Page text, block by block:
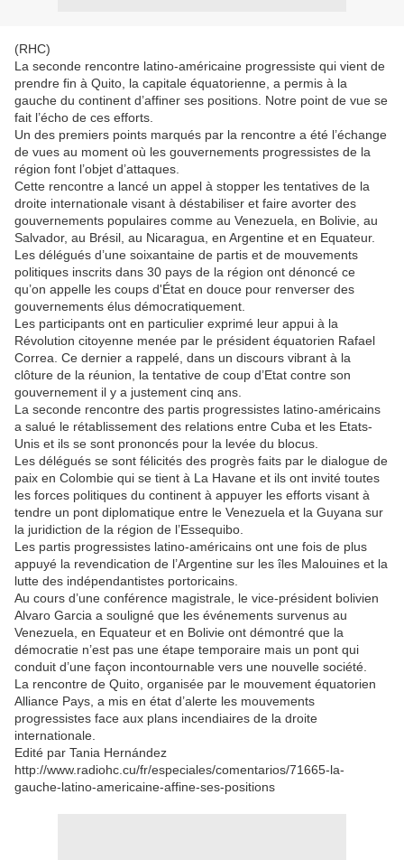
(RHC)
La seconde rencontre latino-américaine progressiste qui vient de
prendre fin à Quito, la capitale équatorienne, a permis à la
gauche du continent d’affiner ses positions. Notre point de vue se
fait l’écho de ces efforts.
Un des premiers points marqués par la rencontre a été l’échange
de vues au moment où les gouvernements progressistes de la
région font l’objet d’attaques.
Cette rencontre a lancé un appel à stopper les tentatives de la
droite internationale visant à déstabiliser et faire avorter des
gouvernements populaires comme au Venezuela, en Bolivie, au
Salvador, au Brésil, au Nicaragua, en Argentine et en Equateur.
Les délégués d’une soixantaine de partis et de mouvements
politiques inscrits dans 30 pays de la région ont dénoncé ce
qu’on appelle les coups d'État en douce pour renverser des
gouvernements élus démocratiquement.
Les participants ont en particulier exprimé leur appui à la
Révolution citoyenne menée par le président équatorien Rafael
Correa. Ce dernier a rappelé, dans un discours vibrant à la
clôture de la réunion, la tentative de coup d’Etat contre son
gouvernement il y a justement cinq ans.
La seconde rencontre des partis progressistes latino-américains
a salué le rétablissement des relations entre Cuba et les Etats-
Unis et ils se sont prononcés pour la levée du blocus.
Les délégués se sont félicités des progrès faits par le dialogue de
paix en Colombie qui se tient à La Havane et ils ont invité toutes
les forces politiques du continent à appuyer les efforts visant à
tendre un pont diplomatique entre le Venezuela et la Guyana sur
la juridiction de la région de l’Essequibo.
Les partis progressistes latino-américains ont une fois de plus
appuyé la revendication de l’Argentine sur les îles Malouines et la
lutte des indépendantistes portoricains.
Au cours d’une conférence magistrale, le vice-président bolivien
Alvaro Garcia a souligné que les événements survenus au
Venezuela, en Equateur et en Bolivie ont démontré que la
démocratie n’est pas une étape temporaire mais un pont qui
conduit d’une façon incontournable vers une nouvelle société.
La rencontre de Quito, organisée par le mouvement équatorien
Alliance Pays, a mis en état d’alerte les mouvements
progressistes face aux plans incendiaires de la droite
internationale.
Edité par Tania Hernández
http://www.radiohc.cu/fr/especiales/comentarios/71665-la-
gauche-latino-americaine-affine-ses-positions